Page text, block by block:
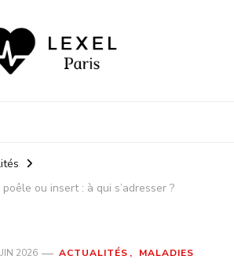
ou insert : à qui s’adresser ?
2026 ACTUALITÉS MALADIES